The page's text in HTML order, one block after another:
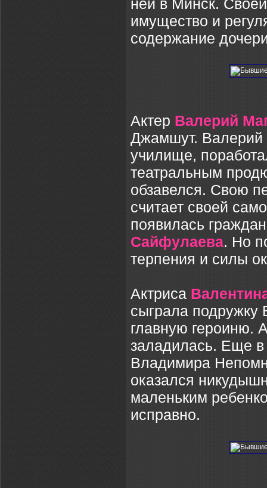
ней в Минск.
имущество и
содержание
Актер Валерий
Джамшут. Валерий
училище,
театральным
обзавелся. Свою
считает своей
появилась
Сайфулаева. Но
терпения и силы
Актриса
сыграла подружку
главную героиню.
заладилась. Еще
Владимира
оказался
маленьким
исправно.